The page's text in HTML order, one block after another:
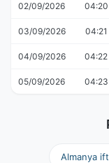
02/09/2026 04:20
03/09/2026 04:21
04/09/2026 04:22
05/09/2026 04:23
Almanya